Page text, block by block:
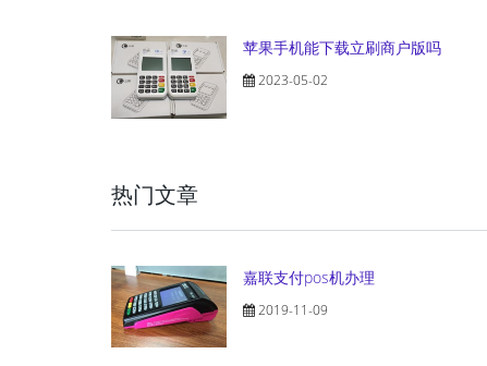
苹果手机能下载立刷商户版吗
2023-05-02
热门文章
嘉联支付pos机办理
2019-11-09